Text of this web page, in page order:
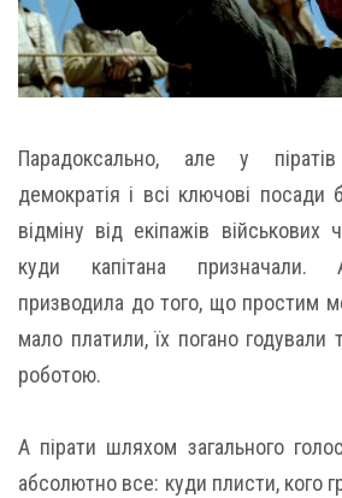
Парадоксально, але у
демократія і всі ключові
відміну від екіпажів військових
куди капітана призначали.
призводила до того, що простим
мало платили, їх погано годували
роботою.
А пірати шляхом загального
абсолютно все: куди плисти, кого